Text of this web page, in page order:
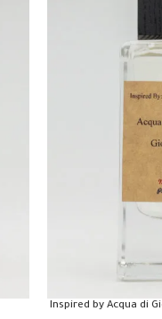
Inspired by Acqua di